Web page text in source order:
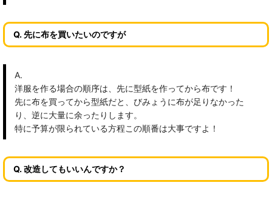
Q. 先に布を買いたいのですが
A.
洋服を作る場合の順序は、先に型紙を作ってから布です！
先に布を買ってから型紙だと、びみょうに布が足りなかった
り、逆に大量に余ったりします。
特に予算が限られている方程この順番は大事ですよ！
Q. 改造してもいいんですか？